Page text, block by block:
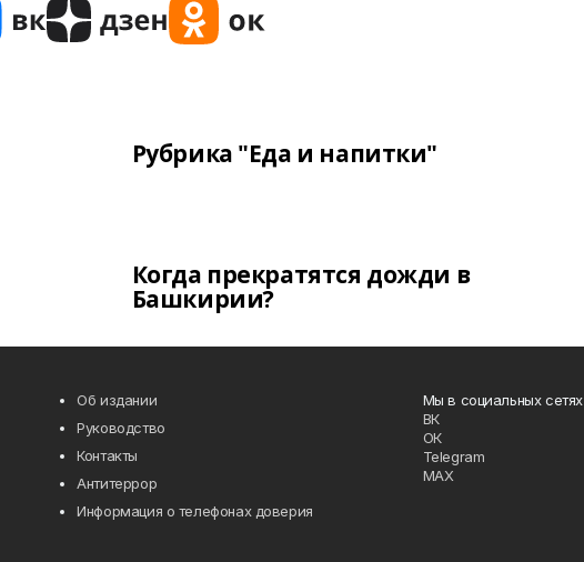
Рубрика "Еда и напитки"
Когда прекратятся дожди в
Башкирии?
Об издании
Руководство
Контакты
Антитеррор
Информация о телефонах доверия
Мы в социальных сетях
ВК
ОК
Telegram
MAX